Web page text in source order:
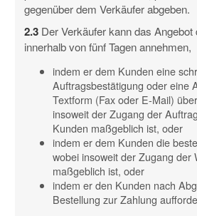
gegenüber dem Verkäufer abgeben.
2.3Der Verkäufer kann das Angebot
innerhalb von fünf Tagen annehmen,
indem er dem Kunden eine
Auftragsbestätigung oder eine
Textform (Fax oder E-Mail)
insoweit der Zugang der
Kunden maßgeblich ist, oder
indem er dem Kunden die
wobei insoweit der Zugang der
maßgeblich ist, oder
indem er den Kunden nach
Bestellung zur Zahlung